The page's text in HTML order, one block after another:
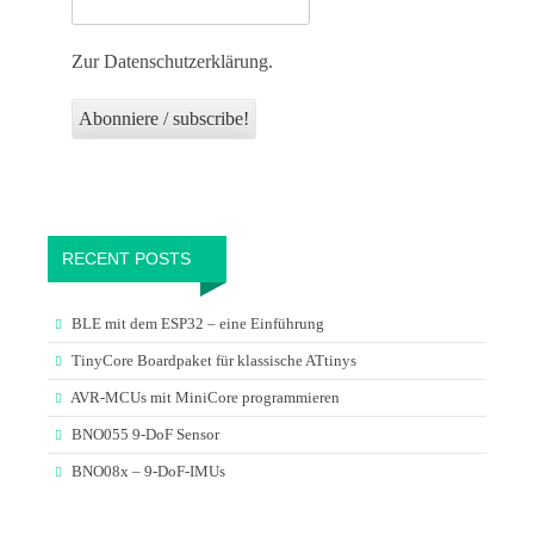
Zur Datenschutzerklärung.
RECENT POSTS
BLE mit dem ESP32 – eine Einführung
TinyCore Boardpaket für klassische ATtinys
AVR-MCUs mit MiniCore programmieren
BNO055 9-DoF Sensor
BNO08x – 9-DoF-IMUs